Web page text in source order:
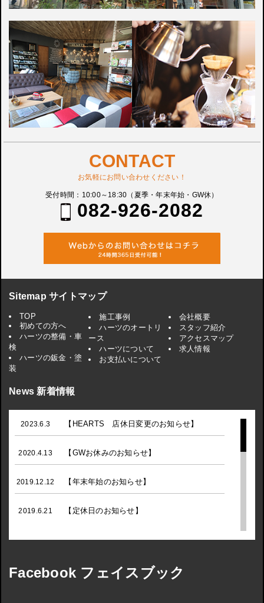
CONTACT
お気軽にお問い合わせください！
受付時間：10:00～18:30（夏季・年末年始・GW休）
082-926-2082
Sitemap サイトマップ
TOP
初めての方へ
ハーツの整備・車
検
ハーツの鈑金・塗
装
施工事例
ハーツのオートリ
ース
ハーツについて
お支払いについて
会社概要
スタッフ紹介
アクセスマップ
求人情報
News 新着情報
2023.6.3 【HEARTS 店休日変更のお知らせ】
2020.4.13 【GWお休みのお知らせ】
2019.12.12 【年末年始のお知らせ】
2019.6.21 【定休日のお知らせ】
2019.4.5 【GWお休みのお知らせ】
2018.12.13 【年末年始のお休みのお知らせ】
Facebook フェイスブック